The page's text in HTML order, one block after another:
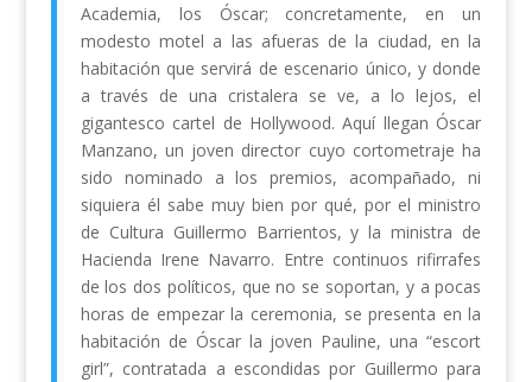
Academia, los Óscar; concretamente, en un
modesto motel a las afueras de la ciudad, en la
habitación que servirá de escenario único, y donde
a través de una cristalera se ve, a lo lejos, el
gigantesco cartel de Hollywood. Aquí llegan Óscar
Manzano, un joven director cuyo cortometraje ha
sido nominado a los premios, acompañado, ni
siquiera él sabe muy bien por qué, por el ministro
de Cultura Guillermo Barrientos, y la ministra de
Hacienda Irene Navarro. Entre continuos rifirrafes
de los dos políticos, que no se soportan, y a pocas
horas de empezar la ceremonia, se presenta en la
habitación de Óscar la joven Pauline, una “escort
girl”, contratada a escondidas por Guillermo para